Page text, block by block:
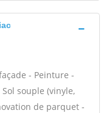
- Peinture -
souple (vinyle,
de parquet -